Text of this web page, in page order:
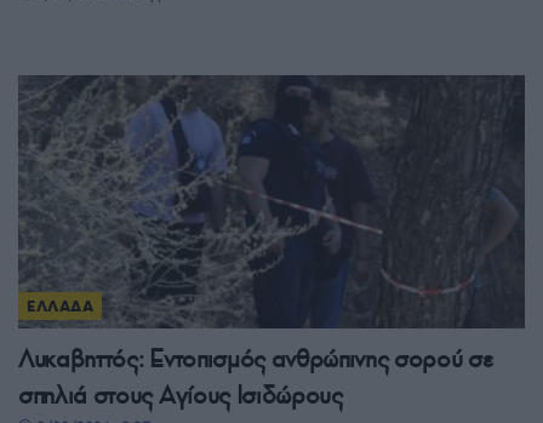
ΕΛΛΑΔΑ
Λυκαβηττός: Εντοπισμός ανθρώπινης σορού σε
σπηλιά στους Αγίους Ισιδώρους